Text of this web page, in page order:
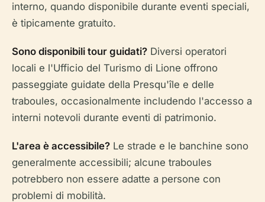
interno, quando disponibile durante eventi speciali,
è tipicamente gratuito.
Sono disponibili tour guidati? Diversi operatori
locali e l'Ufficio del Turismo di Lione offrono
passeggiate guidate della Presqu'île e delle
traboules, occasionalmente includendo l'accesso a
interni notevoli durante eventi di patrimonio.
L'area è accessibile? Le strade e le banchine sono
generalmente accessibili; alcune traboules
potrebbero non essere adatte a persone con
problemi di mobilità.